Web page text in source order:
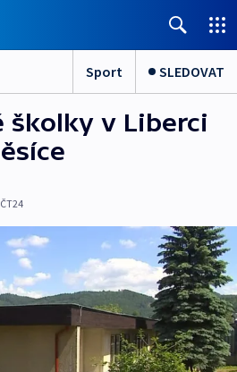
Sport SLEDOVAT
školky v Liberci
ČT24